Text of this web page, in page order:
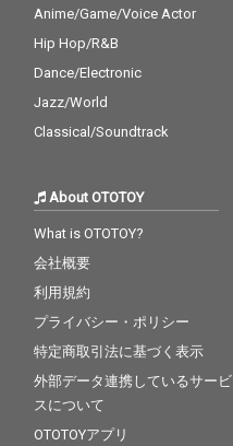
Anime/Game/Voice Actor
Hip Hop/R&B
Dance/Electronic
Jazz/World
Classical/Soundtrack
About OTOTOY
What is OTOTOY?
会社概要
利用規約
プライバシー・ポリシー
特定商取引法に基づく表示
外部データ連携しているサービ
スについて
OTOTOYアプリ